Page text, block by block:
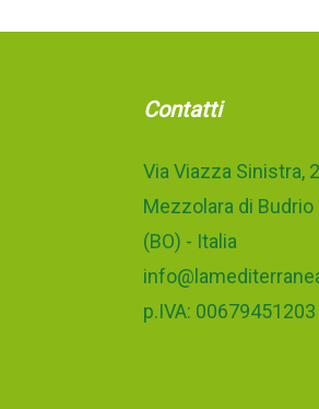
Contatti
Via Viazza Sinistra,
Mezzolara di Budrio
(BO) - Italia
p.IVA: 00679451203